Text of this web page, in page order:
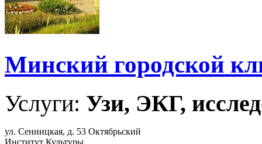
Минский городской
Услуги: Узи, ЭКГ,
ул. Сенницкая, д. 53 Октябрьский
Институт Культуры